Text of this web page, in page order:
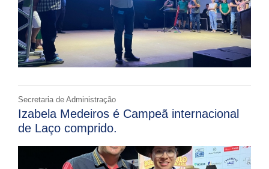
Secretaria de Administração
Izabela Medeiros é Campeã internacional
de Laço comprido.